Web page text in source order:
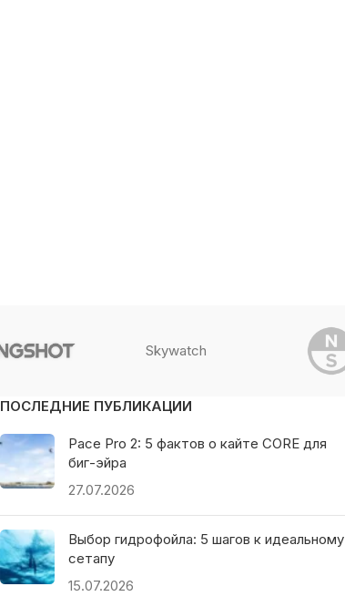
Skywatch
ПОСЛЕДНИЕ ПУБЛИКАЦИИ
Pace Pro 2: 5 фактов о кайте CORE для
биг-эйра
27.07.2026
Выбор гидрофойла: 5 шагов к идеальному
сетапу
15.07.2026